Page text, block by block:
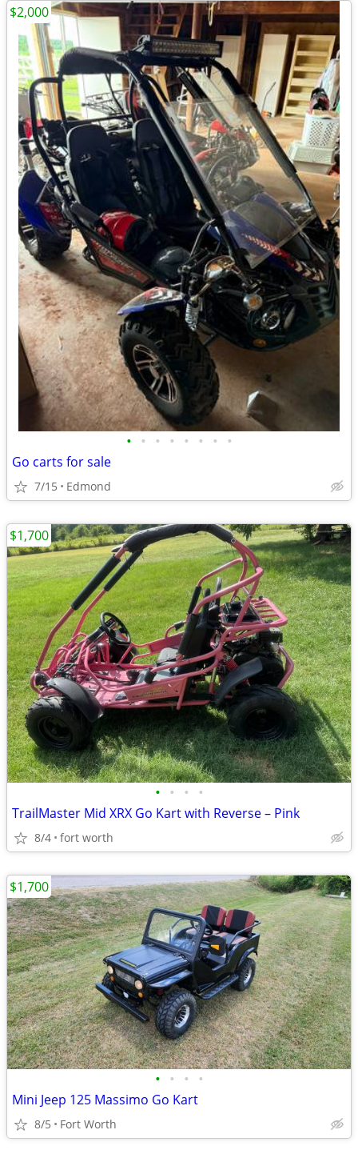
• • • • • • • •
Go carts for sale
7/15 Edmond
$2,000
• • • •
TrailMaster Mid XRX Go Kart with Reverse – Pink
8/4 fort worth
$1,700
• • • •
Mini Jeep 125 Massimo Go Kart
8/5 Fort Worth
$1,700